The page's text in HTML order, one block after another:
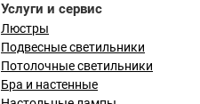
Услуги и сервис
Люстры
Подвесные светильники
Потолочные светильники
Бра и настенные